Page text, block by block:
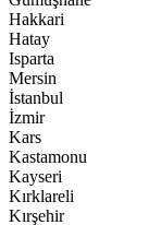
Hakkari
Hatay
Isparta
Mersin
İstanbul
İzmir
Kars
Kastamonu
Kayseri
Kırklareli
Kırşehir